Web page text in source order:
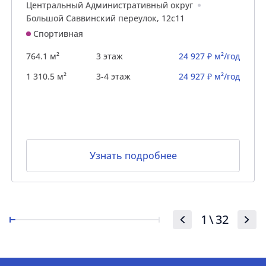
Центральный Административный округ
Большой Саввинский переулок, 12с11
Спортивная
764.1 м²
3 этаж
24 927 ₽ м²/год
1 310.5 м²
3-4 этаж 24 927 ₽ м²/год
Узнать подробнее
1 \32